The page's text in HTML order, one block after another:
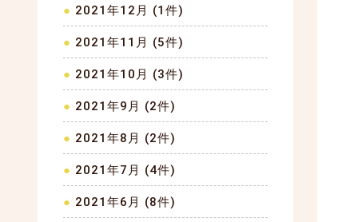
2021年12月 (1件)
2021年11月 (5件)
2021年10月 (3件)
2021年9月 (2件)
2021年8月 (2件)
2021年7月 (4件)
2021年6月 (8件)